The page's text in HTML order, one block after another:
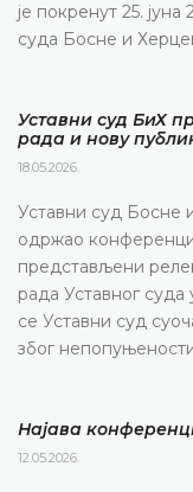
је покренут 25.
суда Босне и
Уставни суд БиХ
рада и нову
18.05.2026.
Уставни суд Босне
одржао
представљени
рада Уставног суда
се Уставни суд
због
Најава
12.05.2026.